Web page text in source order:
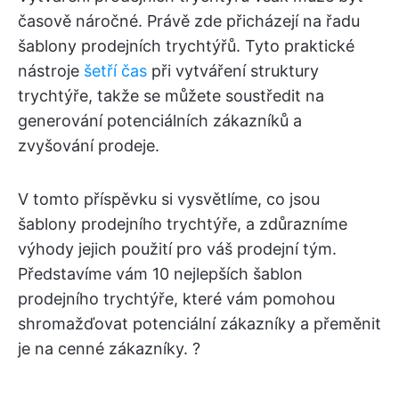
časově náročné. Právě zde přicházejí na řadu
šablony prodejních trychtýřů. Tyto praktické
nástroje šetří čas při vytváření struktury
trychtýře, takže se můžete soustředit na
generování potenciálních zákazníků a
zvyšování prodeje.
V tomto příspěvku si vysvětlíme, co jsou
šablony prodejního trychtýře, a zdůrazníme
výhody jejich použití pro váš prodejní tým.
Představíme vám 10 nejlepších šablon
prodejního trychtýře, které vám pomohou
shromažďovat potenciální zákazníky a přeměnit
je na cenné zákazníky. ?